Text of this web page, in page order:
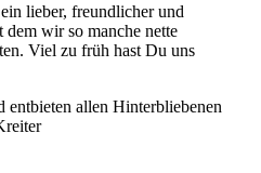
lieber, freundlicher und
dem wir so manche nette
Viel zu früh hast Du uns
entbieten allen Hinterbliebenen